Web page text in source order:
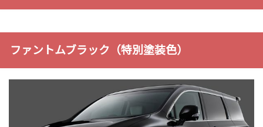
ファントムブラック（特別塗装色）